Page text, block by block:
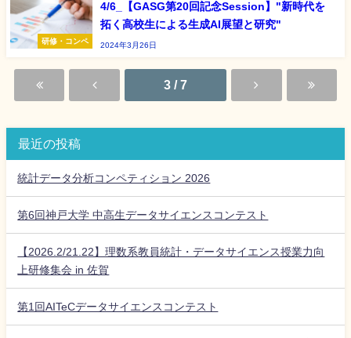
研修・コンペ
4/6_【GASG第20回記念Session】"新時代を
拓く高校生による生成AI展望と研究"
2024年3月26日
3 / 7
最近の投稿
統計データ分析コンペティション 2026
第6回神戸大学 中高生データサイエンスコンテスト
【2026.2/21.22】理数系教員統計・データサイエンス授業力向
上研修集会 in 佐賀
第1回AITeCデータサイエンスコンテスト